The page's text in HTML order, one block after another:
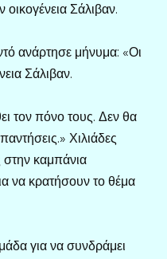
Σάλιβαν.
ανάρτησε μήνυμα: «Οι
Σάλιβαν.
τον πόνο τους. Δεν θα
Χιλιάδες
στην καμπάνια
κρατήσουν το θέμα
για να συνδράμει